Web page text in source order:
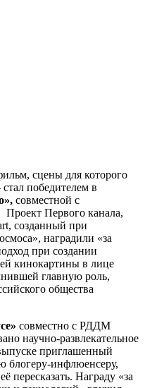
сцены для которого
победителем в
совместной с
Проект Первого канала,
созданный при
наградили «за
при создании
кинокартины в лице
главную роль,
общества
совместно с РДДМ
научно-развлекательное
приглашенный
блогеру-инфлюенсеру,
пересказать. Награду «за